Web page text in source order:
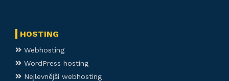
HOSTING
Webhosting
WordPress hosting
Nejlevnější webhosting